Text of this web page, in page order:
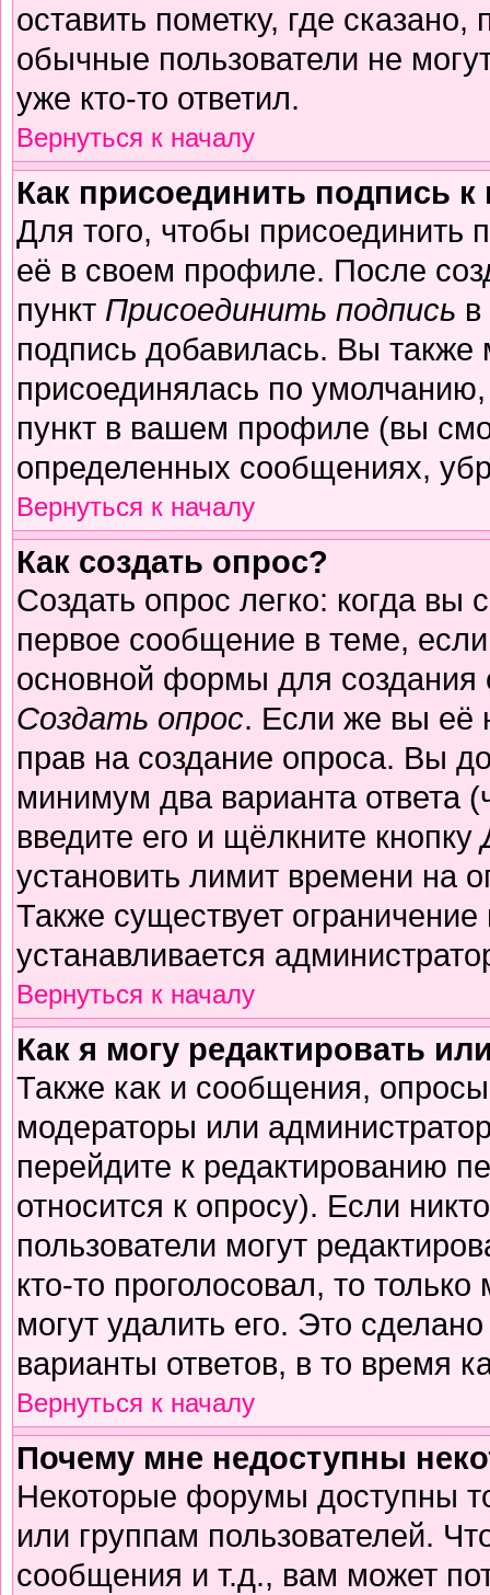
оставить пометку, где
обычные пользователи не
уже кто-то ответил.
Вернуться к началу
Как присоединить подпись
Для того, чтобы присоединить
её в своем профиле. После
пункт Присоединить подпись
подпись добавилась. Вы также
присоединялась по
пункт в вашем профиле (вы
определенных сообщениях,
Вернуться к началу
Как создать опрос?
Создать опрос легко: когда вы
первое сообщение в теме,
основной формы для
Создать опрос. Если же вы её
прав на создание опроса. Вы
минимум два варианта ответа
введите его и щёлкните кнопку
установить лимит времени на
Также существует
устанавливается
Вернуться к началу
Как я могу редактировать
Также как и сообщения, опросы
модераторы или
перейдите к редактированию
относится к опросу). Если
пользователи могут
кто-то проголосовал, то
могут удалить его. Это
варианты ответов, в то время
Вернуться к началу
Почему мне недоступны
Некоторые форумы доступны
или группам пользователей.
сообщения и т.д., вам может